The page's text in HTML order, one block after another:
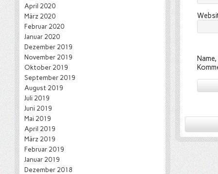
April 2020
März 2020
Februar 2020
Januar 2020
Dezember 2019
November 2019
Oktober 2019
September 2019
August 2019
Juli 2019
Juni 2019
Mai 2019
April 2019
März 2019
Februar 2019
Januar 2019
Dezember 2018